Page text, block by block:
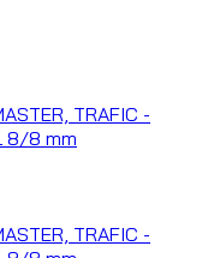
TRAFIC -
8/8 mm
TRAFIC -